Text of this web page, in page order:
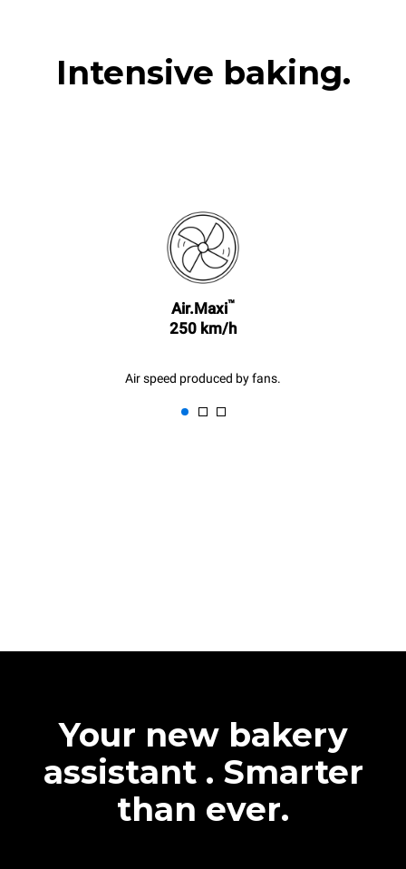
Intensive baking.
Air.Maxi™
250 km/h
Air speed produced by fans.
Your new bakery
assistant . Smarter
than ever.